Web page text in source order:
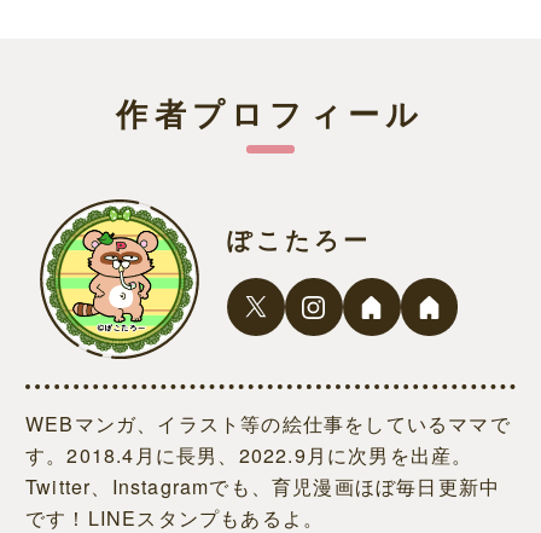
作者プロフィール
ぽこたろー
WEBマンガ、イラスト等の絵仕事をしているママで
す。2018.4月に長男、2022.9月に次男を出産。
Twitter、Instagramでも、育児漫画ほぼ毎日更新中
です！LINEスタンプもあるよ。